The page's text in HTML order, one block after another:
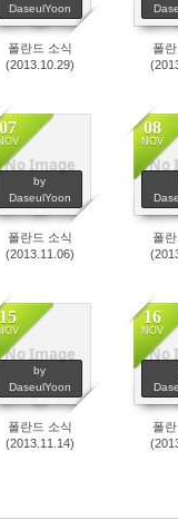
DaseulYoon
폴란드 소식
(2013.10.29)
폴
No Image
by
DaseulYoon
2332
폴란드 소식
(2013.11.06)
No
08
NOV
폴
No Image
by
DaseulYoon
2388
폴란드 소식
(2013.11.14)
No
16
NOV
폴